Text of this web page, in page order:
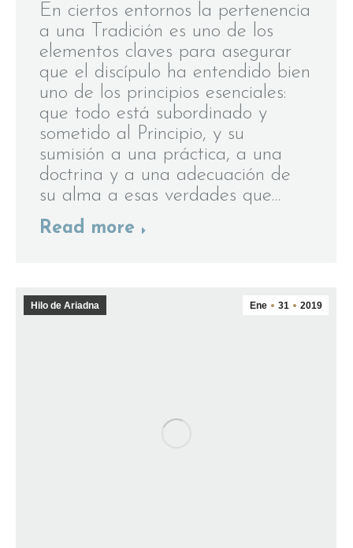
En ciertos entornos la pertenencia
a una Tradición es uno de los
elementos claves para asegurar
que el discípulo ha entendido bien
uno de los principios esenciales:
que todo está subordinado y
sometido al Principio, y su
sumisión a una práctica, a una
doctrina y a una adecuación de
su alma a esas verdades que…
Read more
Ene 31 2019
Hilo de Ariadna